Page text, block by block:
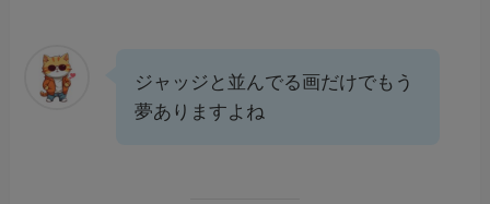
ジャッジと並んでる画だけでもう
夢ありますよね